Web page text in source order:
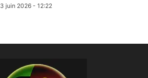
3 juin 2026 - 12:22